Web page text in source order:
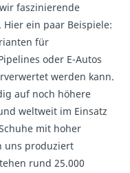
faszinierende
ein paar Beispiele:
für
oder E-Autos
werden kann.
auf noch höhere
weltweit im Einsatz
mit hoher
uns produziert
rund 25.000